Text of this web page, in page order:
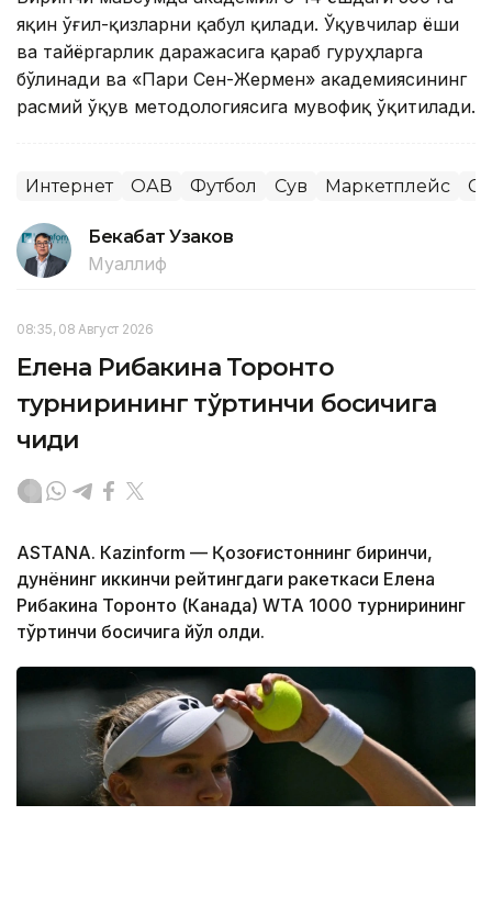
яқин ўғил-қизларни қабул қилади. Ўқувчилар ёши
ва тайёргарлик даражасига қараб гуруҳларга
бўлинади ва «Пари Сен-Жермен» академиясининг
расмий ўқув методологиясига мувофиқ ўқитилади.
Интернет ОАВ Футбол Сув Маркетплейс
Бекабат Узаков
Муаллиф
08:35, 08 Август 2026
Елена Рибакина Торонто
турнирининг тўртинчи босқичига
чиқди
ASTANА. Кazinform — Қозоғистоннинг биринчи,
дунёнинг иккинчи рейтингдаги ракеткаси Елена
Рибакина Торонто (Канада) WТА 1000 турнирининг
тўртинчи босқичига йўл олди.